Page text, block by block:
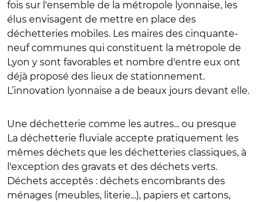
fois sur l'ensemble de la métropole lyonnaise, les
élus envisagent de mettre en place des
déchetteries mobiles. Les maires des cinquante-
neuf communes qui constituent la métropole de
Lyon y sont favorables et nombre d'entre eux ont
déjà proposé des lieux de stationnement.
L’innovation lyonnaise a de beaux jours devant elle.
Une déchetterie comme les autres... ou presque
La déchetterie fluviale accepte pratiquement les
mêmes déchets que les déchetteries classiques, à
l'exception des gravats et des déchets verts.
Déchets acceptés : déchets encombrants des
ménages (meubles, literie...), papiers et cartons,